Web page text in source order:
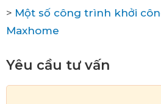
> Một số công trình khởi
Maxhome
Yêu cầu tư vấn